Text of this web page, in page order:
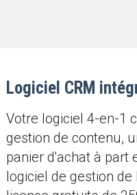
Logiciel CRM
Votre logiciel 4-en-1
gestion de contenu,
panier d'achat à part
logiciel de gestion